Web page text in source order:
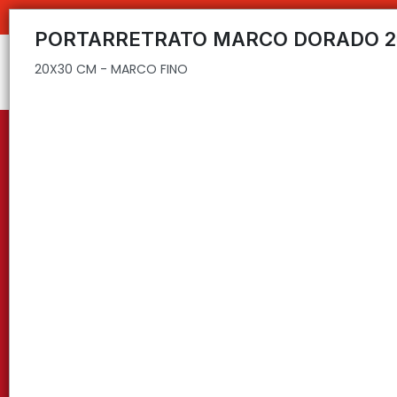
20X30 CM - MARCO FINO
PORTARRETRATO MARCO DORADO
20X30 CM - MARCO FINO